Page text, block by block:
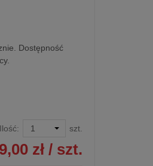
Dostępność
Ilość: szt.
zł/ szt.